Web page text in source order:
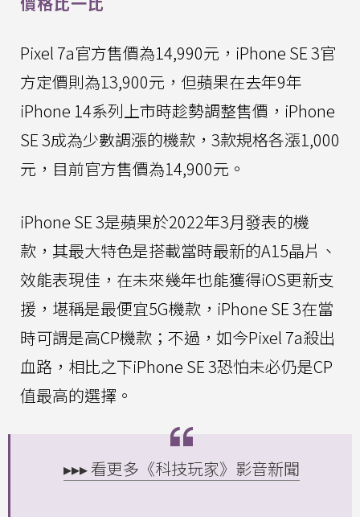
Pixel 7a官方售價為14,990元，iPhone SE 3官
方定價則為13,900元，但蘋果在去年9年
iPhone 14系列上市時趁勢調整售價，iPhone
SE 3成為少數調漲的機款，3款規格各漲1,000
元，目前官方售價為14,900元。
iPhone SE 3是蘋果於2022年3月發表的機
款，其最大特色是搭載當時最新的A15晶片、
效能表現佳，在未來幾年也能獲得iOS更新支
援，堪稱是最便宜5G機款，iPhone SE 3在當
時可謂是高CP機款；不過，如今Pixel 7a殺出
血路，相比之下iPhone SE 3恐怕未必仍是CP
值最高的選擇。
▸▸▸ 看更多《科技玩家》影音新聞